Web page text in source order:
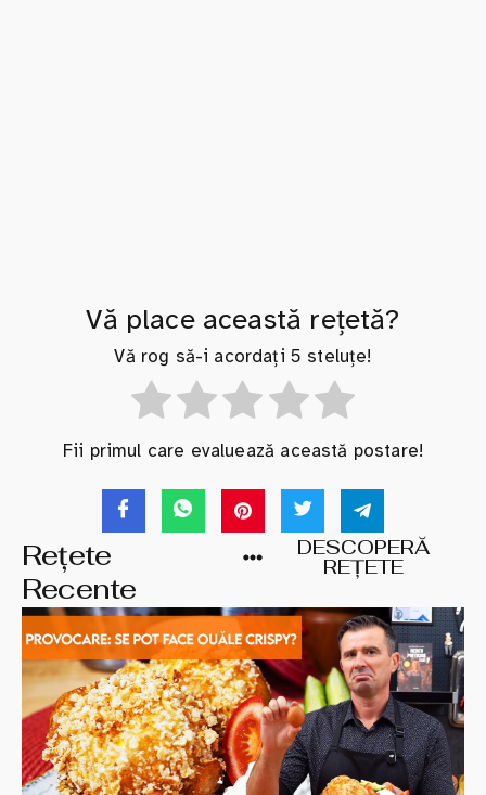
Vă place această rețetă?
Vă rog să-i acordați 5 steluțe!
Fii primul care evaluează această postare!
Rețete
Recente
DESCOPERĂ
REȚETE